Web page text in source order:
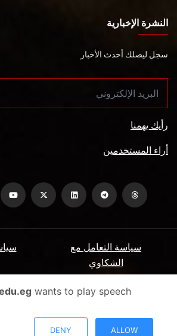
النشرة الإخبارية
سجل ليصلك أحدث الأخبار
رأيك يهمنا
أراء المستخدمين
سياسة التعامل مع
الشكاوي
ميثاق المتعاملين
wants to play speech
DENY ALLOW